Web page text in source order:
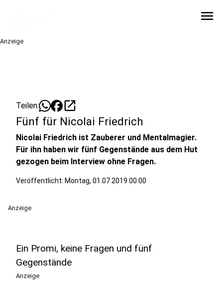
menu
Anzeige
Teilen: open_in_new
Fünf für Nicolai Friedrich
Nicolai Friedrich ist Zauberer und Mentalmagier.
Für ihn haben wir fünf Gegenstände aus dem Hut
gezogen beim Interview ohne Fragen.
Veröffentlicht: Montag, 01.07.2019 00:00
Anzeige
Ein Promi, keine Fragen und fünf
Gegenstände
Anzeige